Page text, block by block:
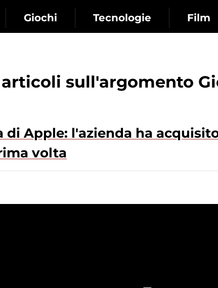
Giochi Tecnologie Film
sull'argomento
di Apple: l'azienda ha
volta